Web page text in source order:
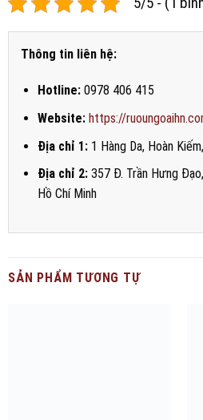
Thông tin liên hệ:
Hotline:0978 406 415
Website: https://
Địa chỉ 1:1 Hàng Da, Hoàn
Địa chỉ 2:357 Đ. Trần Hưng
Hồ Chí Minh
SẢN PHẨM TƯƠNG TỰ